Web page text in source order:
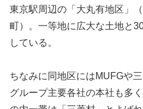
東京駅周辺の「大丸有地区」
町）。一等地に広大な土地と
している。
ちなみに同地区にはMUFGや
グループ主要各社の本社も多